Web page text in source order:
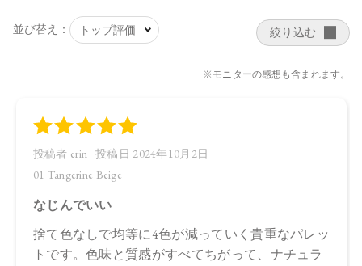
・02 Daydream Fleur
トリエチルヘキサノイン、タルク、イソステアリン酸水添ヒ
酸亜鉛、シリカ、アルガニアスピノサ核油、オプンチアフィ
フェロール、ローズマリー葉エキス、酸化スズ、マイカ、合
成フルオロフロゴパイト、酸化チタン、酸化鉄、グンジョ
ウ、水酸化Al、赤202、金
トリエチルヘキサノイン、タルク、イソステアリン酸水添ヒ
マシ油、酢酸セルロース、ラウリン酸亜鉛、ホウケイ酸（Ca
／Al）、シリカ、アルガニアスピノサ核油、オプンチアフィ